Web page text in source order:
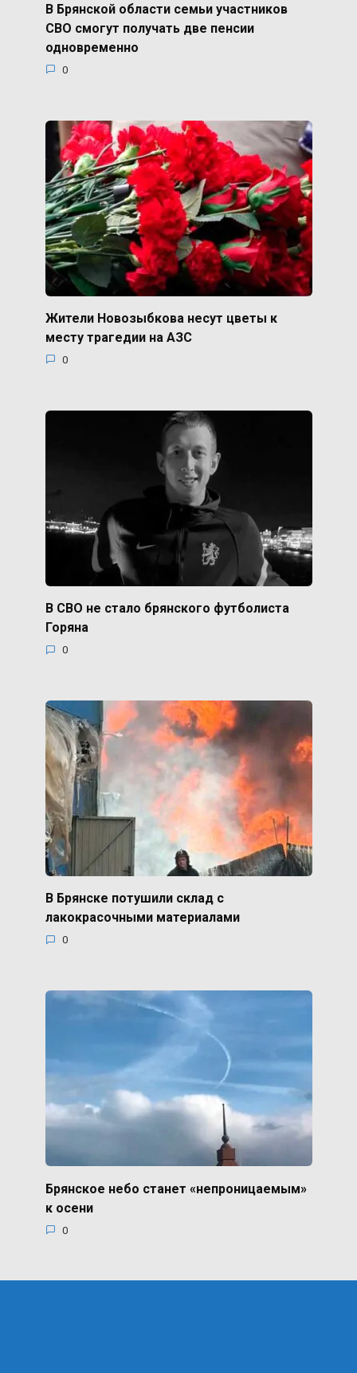
В Брянской области семьи участников
СВО смогут получать две пенсии
одновременно
0
Жители Новозыбкова несут цветы к
месту трагедии на АЗС
0
В СВО не стало брянского футболиста
Горяна
0
В Брянске потушили склад с
лакокрасочными материалами
0
Брянское небо станет «непроницаемым»
к осени
0